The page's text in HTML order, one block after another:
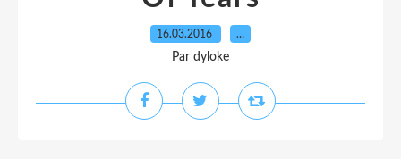
16.03.2016 …
Par dyloke